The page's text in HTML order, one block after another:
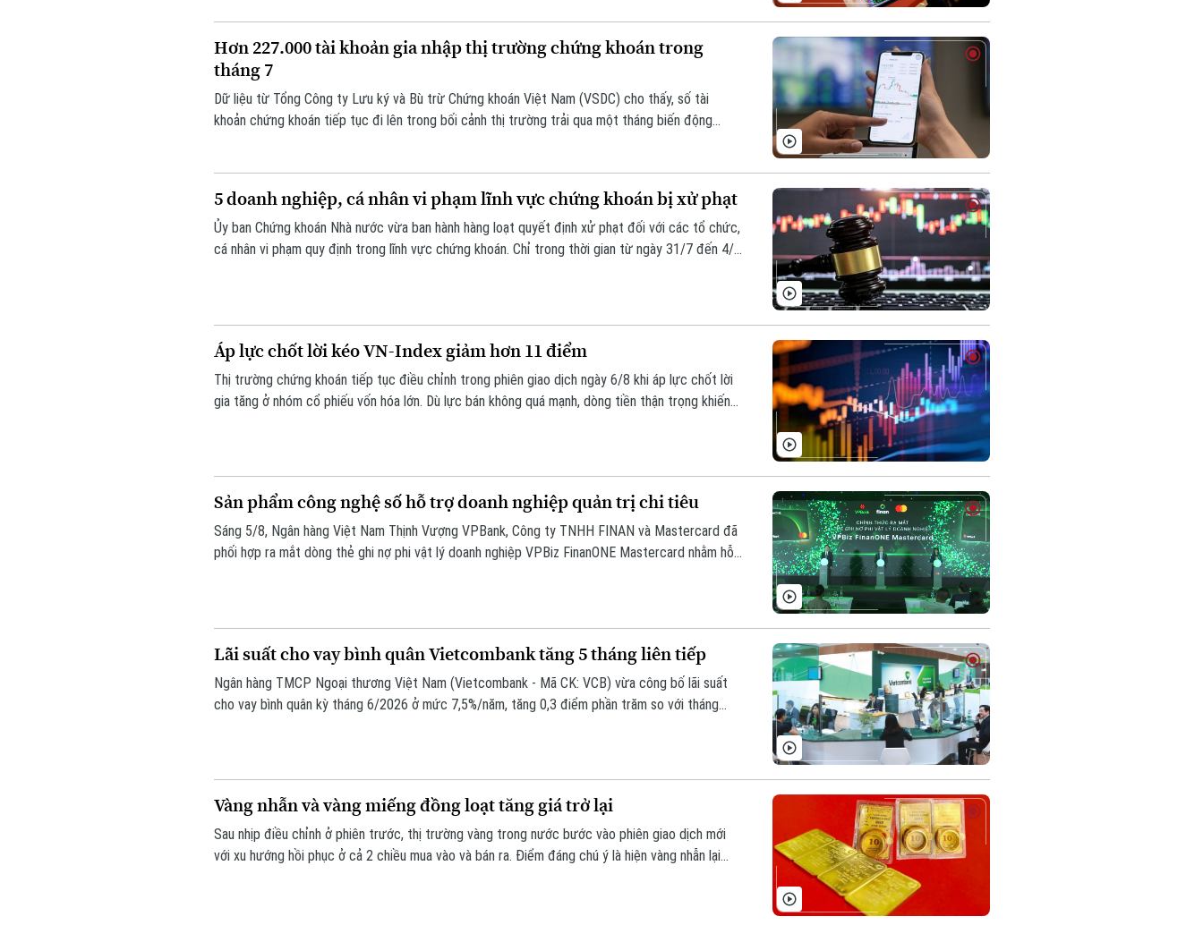
Hơn 227.000 tài khoản gia nhập thị trường chứng khoán trong
tháng 7
Dữ liệu từ Tổng Công ty Lưu ký và Bù trừ Chứng khoán Việt Nam (VSDC) cho thấy, số tài
khoản chứng khoán tiếp tục đi lên trong bối cảnh thị trường trải qua một tháng biến động
5 doanh nghiệp, cá nhân vi phạm lĩnh vực chứng khoán bị xử phạt
Ủy ban Chứng khoán Nhà nước vừa ban hành hàng loạt quyết định xử phạt đối với các tổ chức,
cá nhân vi phạm quy định trong lĩnh vực chứng khoán. Chỉ trong thời gian từ ngày 31/7 đến 4/8,
Áp lực chốt lời kéo VN-Index giảm hơn 11 điểm
Thị trường chứng khoán tiếp tục điều chỉnh trong phiên giao dịch ngày 6/8 khi áp lực chốt lời
gia tăng ở nhóm cổ phiếu vốn hóa lớn. Dù lực bán không quá mạnh, dòng tiền thận trọng khiến
Sản phẩm công nghệ số hỗ trợ doanh nghiệp quản trị chi tiêu
Sáng 5/8, Ngân hàng Việt Nam Thịnh Vượng VPBank, Công ty TNHH FINAN và Mastercard đã
phối hợp ra mắt dòng thẻ ghi nợ phi vật lý doanh nghiệp VPBiz FinanONE Mastercard nhằm hỗ
Lãi suất cho vay bình quân Vietcombank tăng 5 tháng liên tiếp
Ngân hàng TMCP Ngoại thương Việt Nam (Vietcombank - Mã CK: VCB) vừa công bố lãi suất
cho vay bình quân kỳ tháng 6/2026 ở mức 7,5%/năm, tăng 0,3 điểm phần trăm so với tháng
Vàng nhẫn và vàng miếng đồng loạt tăng giá trở lại
Sau nhịp điều chỉnh ở phiên trước, thị trường vàng trong nước bước vào phiên giao dịch mới
với xu hướng hồi phục ở cả 2 chiều mua vào và bán ra. Điểm đáng chú ý là hiện vàng nhẫn lại